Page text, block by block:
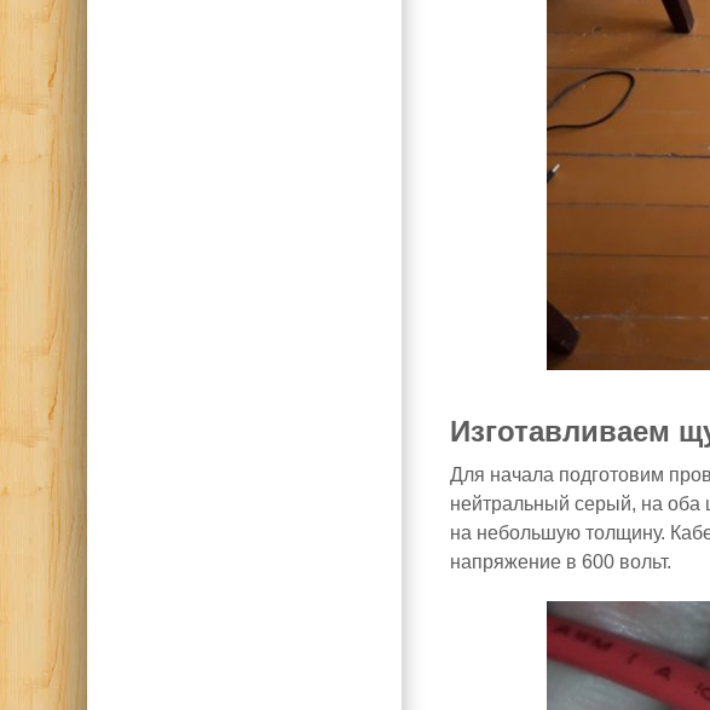
Изготавливаем
Для начала подготовим
нейтральный серый, на оба
на небольшую толщину.
напряжение в 600 вольт.